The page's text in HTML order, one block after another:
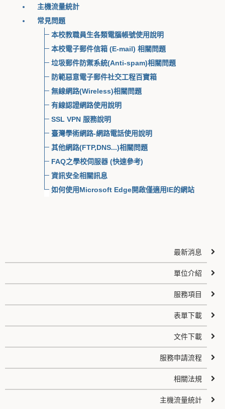
主機流量統計
常見問題
本校教職員生各類電腦帳號使用說明
本校電子郵件信箱 (E-mail) 相關問題
垃圾郵件防禦系統(Anti-spam)相關問題
防範惡意電子郵件社交工程百寶箱
無線網路(Wireless)相關問題
有線認證網路使用說明
SSL VPN 服務說明
臺灣學術網路-網路電話使用說明
其他網路(FTP,DNS...)相關問題
FAQ之學校伺服器 (快速參考)
資訊安全相關訊息
如何使用Microsoft Edge開啟僅適用IE的網站
最新消息
單位介紹
服務項目
表單下載
文件下載
服務申請流程
相關法規
主機流量統計